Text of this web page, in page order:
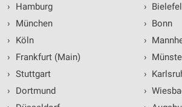
›
Hamburg
›
München
›
Köln
›
Frankfurt (Main)
› Stuttgart
›
Dortmund
›
› Bonn
›
›
›
›